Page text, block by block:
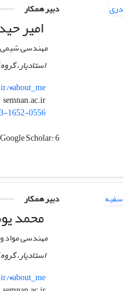
دبیر همکار
امیر
مهندسی
استادیار،
#about_me
amirheidari
semnan.ac.ir
1652-0556
Scholar: 6
دبیر همکار
محمد
مهندسی مواد
استادیار،
#about_me